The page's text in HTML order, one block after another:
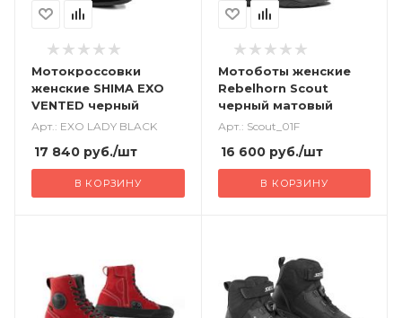
Мотокроссовки
женские SHIMA EXO
VENTED черный
Арт.: EXO LADY BLACK
17 840 руб./шт
В КОРЗИНУ
Мотоботы женские
Rebelhorn Scout
черный матовый
Арт.: Scout_01F
16 600руб./шт
В КОРЗИНУ